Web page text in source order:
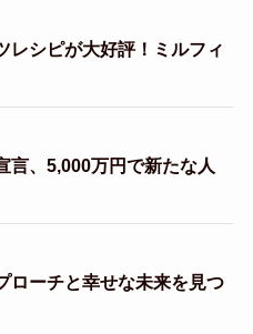
レシピが大好評！ミルフィ
言、5,000万円で新たな人
ローチと幸せな未来を見つ